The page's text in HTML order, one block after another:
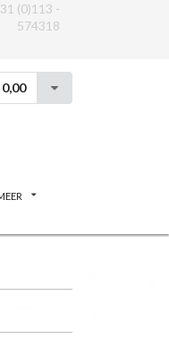
(0)113 -
574318